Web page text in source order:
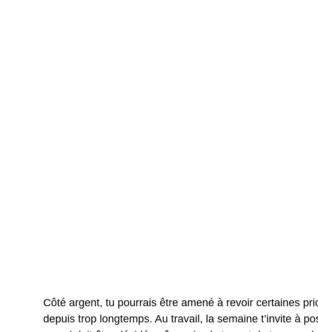
Côté argent, tu pourrais être amené à revoir certaines
depuis trop longtemps. Au travail, la semaine t’invite à